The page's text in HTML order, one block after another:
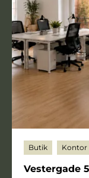
Butik Kontor
Vestergade